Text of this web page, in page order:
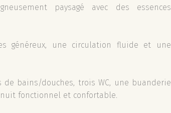
paysagé avec des essences
généreux, une circulation fluide et une
bains/douches, trois WC, une buanderie
fonctionnel et confortable.